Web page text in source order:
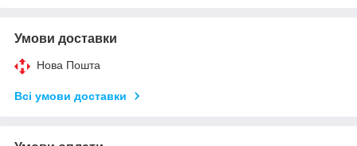
Умови доставки
Нова Пошта
Всі умови доставки